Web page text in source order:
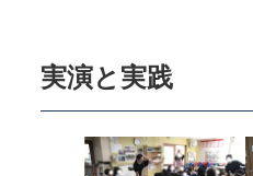
実演と実践